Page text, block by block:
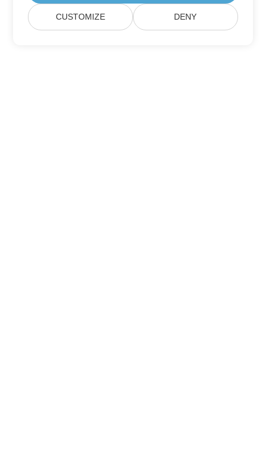
CUSTOMIZE DENY